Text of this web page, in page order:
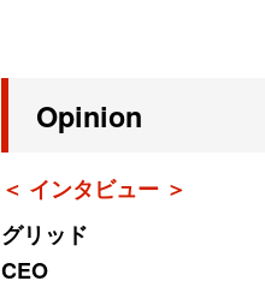
Opinion
＜ インタビュー ＞
グリッド
CEO